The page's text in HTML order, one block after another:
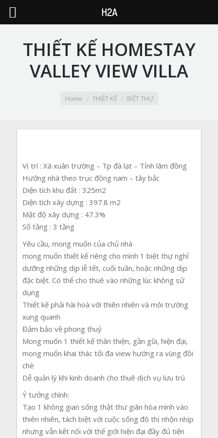
THIẾT KẾ HOMESTAY
VALLEY VIEW VILLA
Home THIẾT KẾ BIỆT THỰ
Vị trí : Xã xuân trường – Tp đà lạt – Tỉnh lâm đồng
Hướng nhà theo trục đông nam – tây bắc
Diện tích khu đất : 325m2
Diện tích xây dựng : 397.8 m2
Mật độ xây dựng : 47.3%
Số tầng : 3 tầng
Yêu cầu, mong muốn của chủ nhà
mong muốn thiết kế riêng cho mình 1 biệt thự nghỉ
dưỡng những dịp lễ tết, cuối tuần, hoặc những dịp
đặc biệt. Có thể cho thuê vào những lúc không sử
dụng
Thiết kế phải hài hoà với thiên nhiên và môi trường
xung quanh
Đảm bảo về phong thuỷ
Mong muốn 1 thiết kế thân thiện, gần gũi, hiện đại,
mong muốn khai thác tối đa view hướng ra vùng đồi
chè
Dễ quản lý khi kinh doanh cho thuê dịch vụ lưu trú
Ý tưởng chính:
Tạo 1 không gian sống thật thư giãn hòa mình vào
thiên nhiên, tách biệt với cuộc sống đô thị nhộn nhịp
nhưng vẫn kết nối với thế giới hiện đại đầy đủ tiện
H2A